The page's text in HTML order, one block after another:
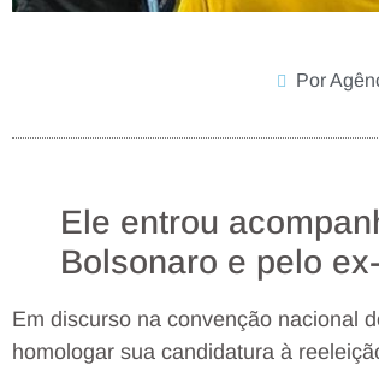
Por
Ele entrou
Bolsonaro e pelo
Em discurso na convenção nacional
homologar sua candidatura à